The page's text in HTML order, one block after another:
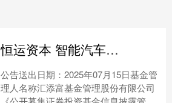
恒运资本 智能汽车ETF基金 汇添富基金管理股份有限公司关于董事长变更的公告
公告送出日期：2025年07月15日基金管
理人名称汇添富基金管理股份有限公司